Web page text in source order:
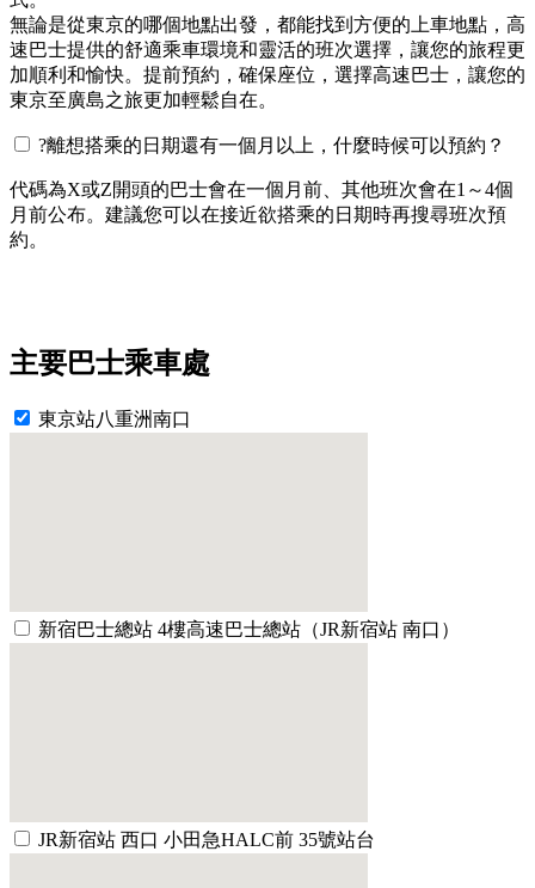
無論是從東京的哪個地點出發，都能找到方便的上車地點，高
速巴士提供的舒適乘車環境和靈活的班次選擇，讓您的旅程更
加順利和愉快。提前預約，確保座位，選擇高速巴士，讓您的
東京至廣島之旅更加輕鬆自在。
?離想搭乘的日期還有一個月以上，什麼時候可以預約？
代碼為X或Z開頭的巴士會在一個月前、其他班次會在1～4個
月前公布。建議您可以在接近欲搭乘的日期時再搜尋班次預
約。
主要巴士乘車處
東京站八重洲南口
新宿巴士總站 4樓高速巴士總站（JR新宿站 南口）
JR新宿站 西口 小田急HALC前 35號站台